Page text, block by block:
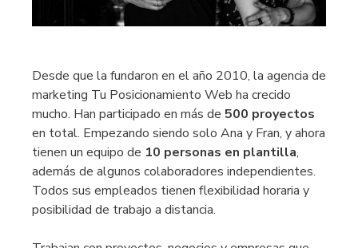
Desde que la fundaron en el año 2010, la agencia de
marketing Tu Posicionamiento Web ha crecido
mucho. Han participado en más de 500 proyectos
en total. Empezando siendo solo Ana y Fran, y ahora
tienen un equipo de 10 personas en plantilla,
además de algunos colaboradores independientes.
Todos sus empleados tienen flexibilidad horaria y
posibilidad de trabajo a distancia.